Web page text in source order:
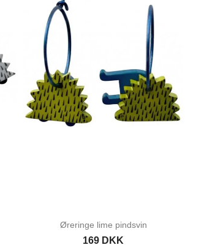
Øreringe lime pindsvin
169 DKK